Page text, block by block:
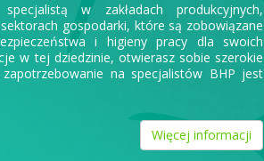
w zakładach produkcyjnych,
gospodarki, które są zobowiązane
i higieny pracy dla swoich
w tej dziedzinie, otwierasz sobie szerokie
na specjalistów BHP jest
Więcej informacji